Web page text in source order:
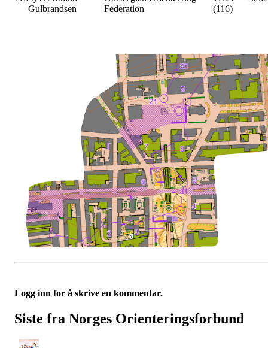
Gulbrandsen
Federation
(116)
Logg inn for å skrive en kommentar.
Siste fra Norges Orienteringsforbund